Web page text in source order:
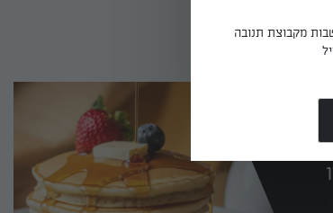
מקבוצת תנובה